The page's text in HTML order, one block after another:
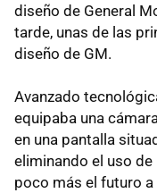
diseño de General
tarde, unas de las
diseño de GM.
Avanzado
equipaba una
en una pantalla
eliminando el uso
poco más el futuro